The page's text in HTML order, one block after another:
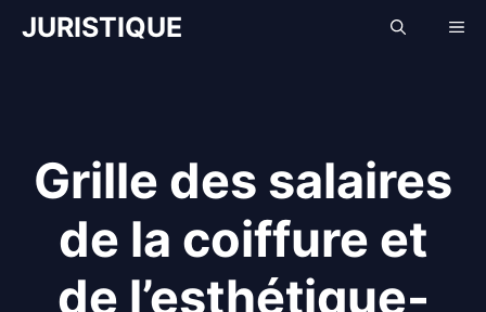
AllerJURISTIQUE
Grille des salaires
de la coiffure et
de l’esthétique-